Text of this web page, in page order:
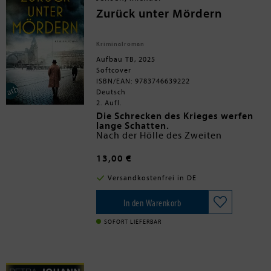
einen Schritt voraus ...
Zurück unter Mördern
Kriminalroman
Aufbau TB, 2025
Softcover
ISBN/EAN: 9783746639222
Deutsch
2. Aufl.
Die Schrecken des Krieges werfen
lange Schatten.
Nach der Hölle des Zweiten
Jurist Henry Mahler als
Privatermittler für Gerechtigkeit
sorgen. Dabei stößt er auf das
Schicksal der jüdischen Familie
Lassally: Eduard Lassally, das
Oberhaupt der Hamburger
Handelsdynastie, wurde in der
Nazizeit eingeschüchtert und
Deutschland nach der Kapitulation:
Die Mörder sind noch unter uns. Und
sie wetzen wieder ihre Messer.
13,00 €
Versandkostenfrei in DE
In den Warenkorb
SOFORT LIEFERBAR